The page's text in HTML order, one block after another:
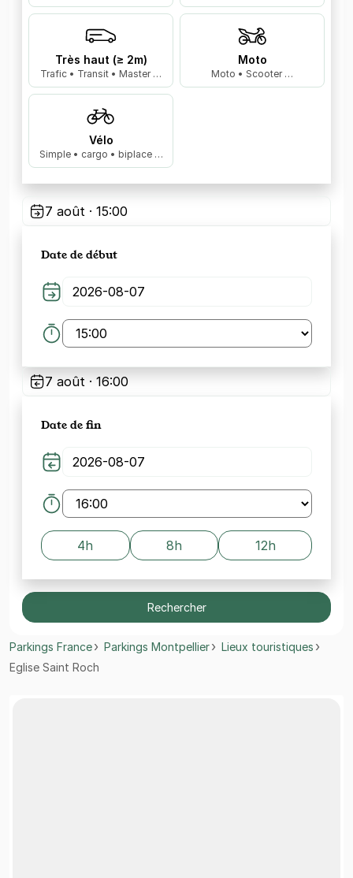
Très haut (≥ 2m)
Trafic • Transit • Master …
Moto
Moto • Scooter …
Vélo
Simple • cargo • biplace …
7 août · 15:00
Date de début
7 août · 16:00
Date de fin
4h 8h 12h
Rechercher
Parkings France Parkings Montpellier
Lieux touristiques
Eglise Saint Roch